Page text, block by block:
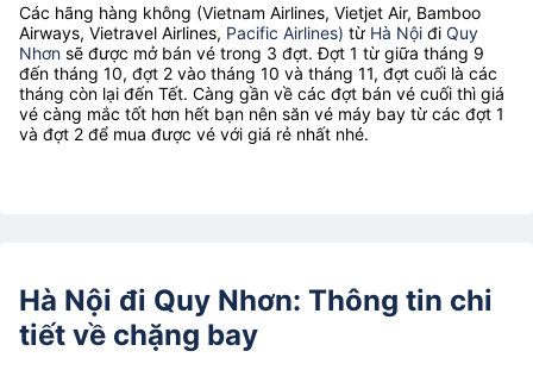
Các hãng hàng không (Vietnam Airlines, Vietjet Air, Bamboo
Airways, Vietravel Airlines, Pacific Airlines) từ Hà Nội đi Quy
Nhơn sẽ được mở bán vé trong 3 đợt. Đợt 1 từ giữa tháng 9
đến tháng 10, đợt 2 vào tháng 10 và tháng 11, đợt cuối là các
tháng còn lại đến Tết. Càng gần về các đợt bán vé cuối thì giá
vé càng mắc tốt hơn hết bạn nên săn vé máy bay từ các đợt 1
và đợt 2 để mua được vé với giá rẻ nhất nhé.
Hà Nội đi Quy Nhơn: Thông tin chi
tiết về chặng bay